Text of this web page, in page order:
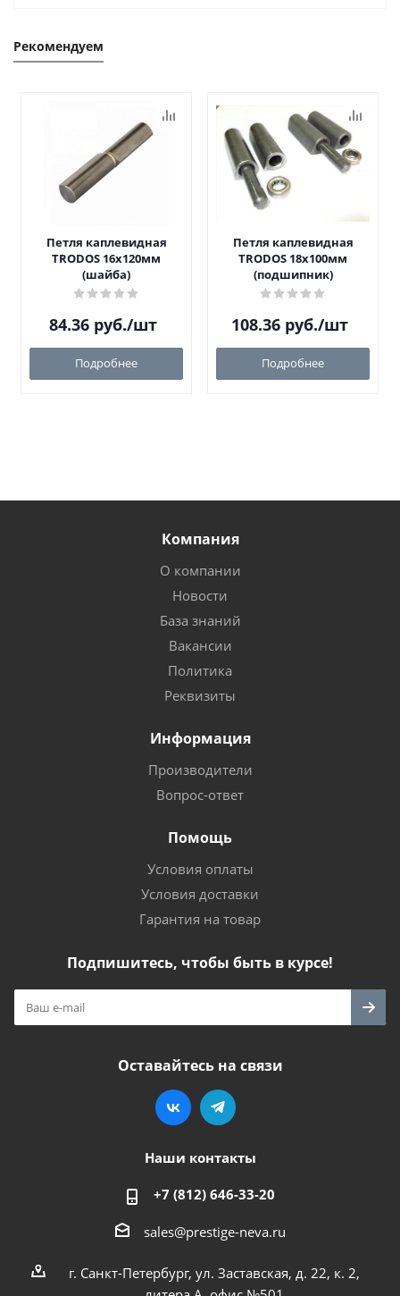
Рекомендуем
Петля каплевидная
TRODOS 16х120мм
(шайба)
84.36 руб./шт
Подробнее
Петля каплевидная
TRODOS 18х100мм
(подшипник)
108.36 руб./шт
Подробнее
Компания
О компании
Новости
База знаний
Вакансии
Политика
Реквизиты
Информация
Производители
Вопрос-ответ
Помощь
Условия оплаты
Условия доставки
Гарантия на товар
Подпишитесь, чтобы быть в курсе!
Оставайтесь на связи
Наши контакты
+7 (812) 646-33-20
sales@prestige-neva.ru
г. Санкт-Петербург, ул. Заставская, д. 22, к. 2,